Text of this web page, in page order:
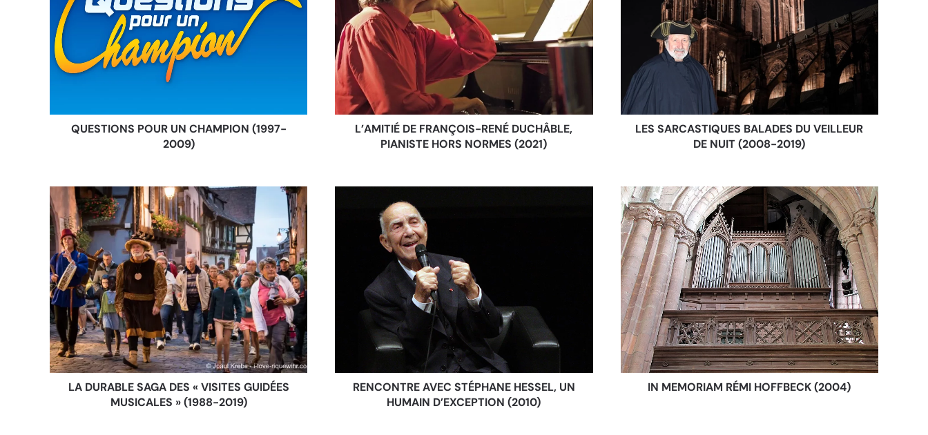
QUESTIONS POUR UN CHAMPION (1997-
2009)
L’AMITIÉ DE FRANÇOIS-RENÉ DUCHÂBLE,
PIANISTE HORS NORMES (2021)
LES SARCASTIQUES BALADES DU VEILLEUR
DE NUIT (2008-2019)
LA DURABLE SAGA DES « VISITES GUIDÉES
MUSICALES » (1988-2019)
RENCONTRE AVEC STÉPHANE HESSEL, UN
HUMAIN D’EXCEPTION (2010)
IN MEMORIAM RÉMI HOFFBECK (2004)